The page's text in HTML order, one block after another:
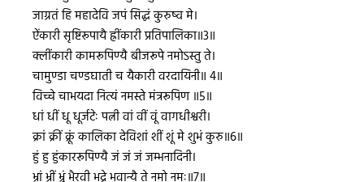
जाग्रतं हि महादेवि जपं सिद्धं कुरुष्व मे।
ऐंकारी सृष्टिरूपायै ह्रींकारी प्रतिपालिका॥3॥
क्लींकारी कामरूपिण्यै बीजरूपे नमोऽस्तु ते।
चामुण्डा चण्डघाती च यैकारी वरदायिनी॥ 4॥
विच्चे चाभयदा नित्यं नमस्ते मंत्ररूपिण ॥5॥
धां धीं धू धूर्जटेः पत्नी वां वीं वूं वागधीश्वरी।
क्रां क्रीं क्रूं कालिका देविशां शीं शूं मे शुभं कुरु॥6॥
हुं हु हुंकाररूपिण्यै जं जं जं जम्भनादिनी।